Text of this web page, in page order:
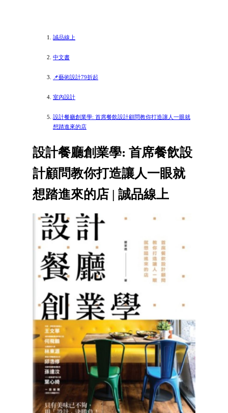
誠品線上
中文書
📌藝術設計79折起
室內設計
設計餐廳創業學: 首席餐飲設計顧問教你打造讓人一眼就
想踏進來的店
設計餐廳創業學: 首席餐飲設
計顧問教你打造讓人一眼就
想踏進來的店 | 誠品線上